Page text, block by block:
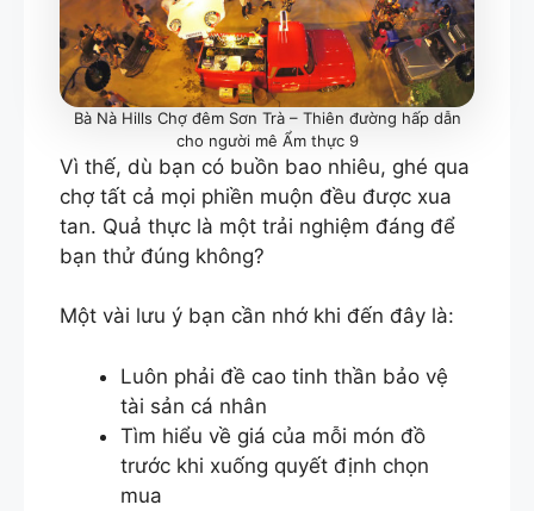
Bà Nà Hills Chợ đêm Sơn Trà – Thiên đường hấp dẫn
cho người mê Ẩm thực 9
Vì thế, dù bạn có buồn bao nhiêu, ghé qua
chợ tất cả mọi phiền muộn đều được xua
tan. Quả thực là một trải nghiệm đáng để
bạn thử đúng không?
Một vài lưu ý bạn cần nhớ khi đến đây là:
Luôn phải đề cao tinh thần bảo vệ
tài sản cá nhân
Tìm hiểu về giá của mỗi món đồ
trước khi xuống quyết định chọn
mua